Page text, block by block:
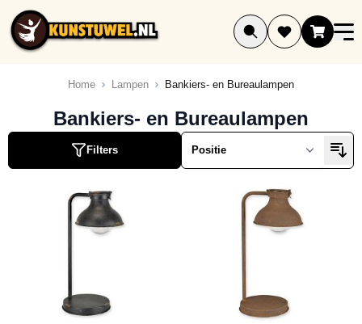
Ga naar de inhoud
Home Lampen Bankiers- en Bureaulampen
Bankiers- en Bureaulampen
Filters